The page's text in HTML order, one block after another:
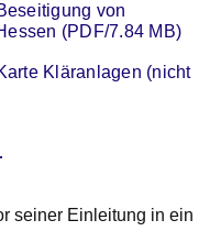
von
(PDF/7.84 MB)
Kläranlagen (nicht
seiner Einleitung in ein